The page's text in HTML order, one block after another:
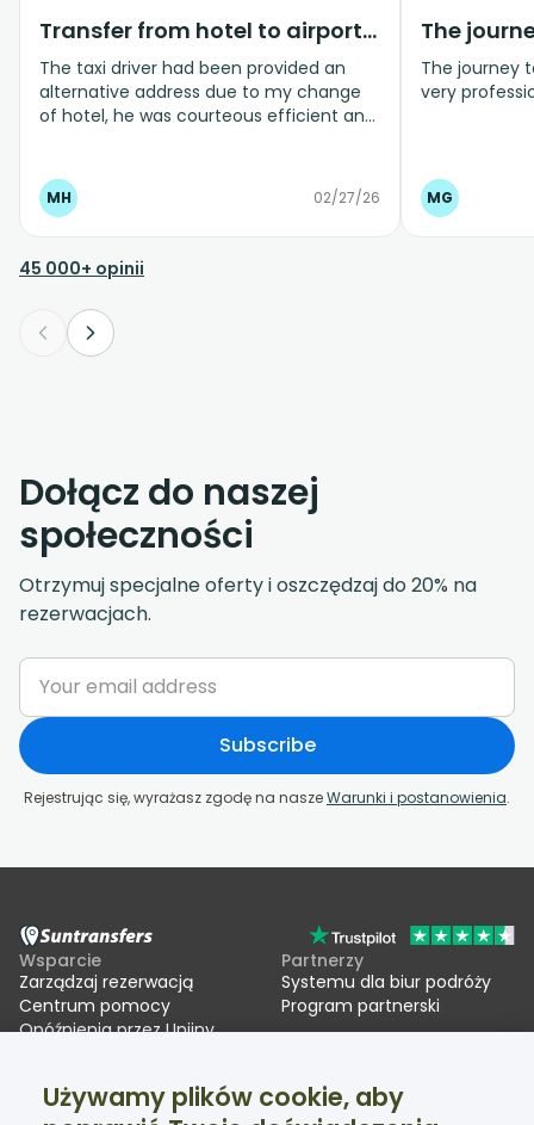
Transfer from hotel to airport with change of location
The taxi driver had been provided an
alternative address due to my change
of hotel, he was courteous efficient and
even though I knew it could cause
problems. Never asked for extra to cover
the extra distance which because he
was so brilliant I was happy to give more
for journey. Recommended this service.
MH 02/27/26
The journey
very
MG
45 000+ opinii
Dołącz do naszej
społeczności
Otrzymuj specjalne oferty i oszczędzaj do 20% na
rezerwacjach.
Subscribe
Rejestrując się, wyrażasz zgodę na naszeWarunki i postanowienia.
Wsparcie
Zarządzaj rezerwacją
Centrum pomocy
Opóźnienia przez Unijny
Partnerzy
Systemu dla biur podróży
Program partnerski
Używamy plików cookie, aby